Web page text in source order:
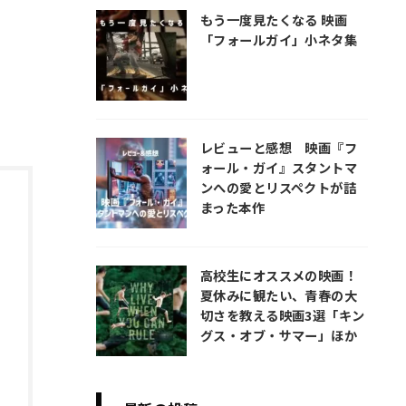
もう一度見たくなる 映画
「フォールガイ」小ネタ集
レビューと感想 映画『フ
ォール・ガイ』スタントマ
ンへの愛とリスペクトが詰
まった本作
高校生にオススメの映画！
夏休みに観たい、青春の大
切さを教える映画3選「キン
グス・オブ・サマー」ほか